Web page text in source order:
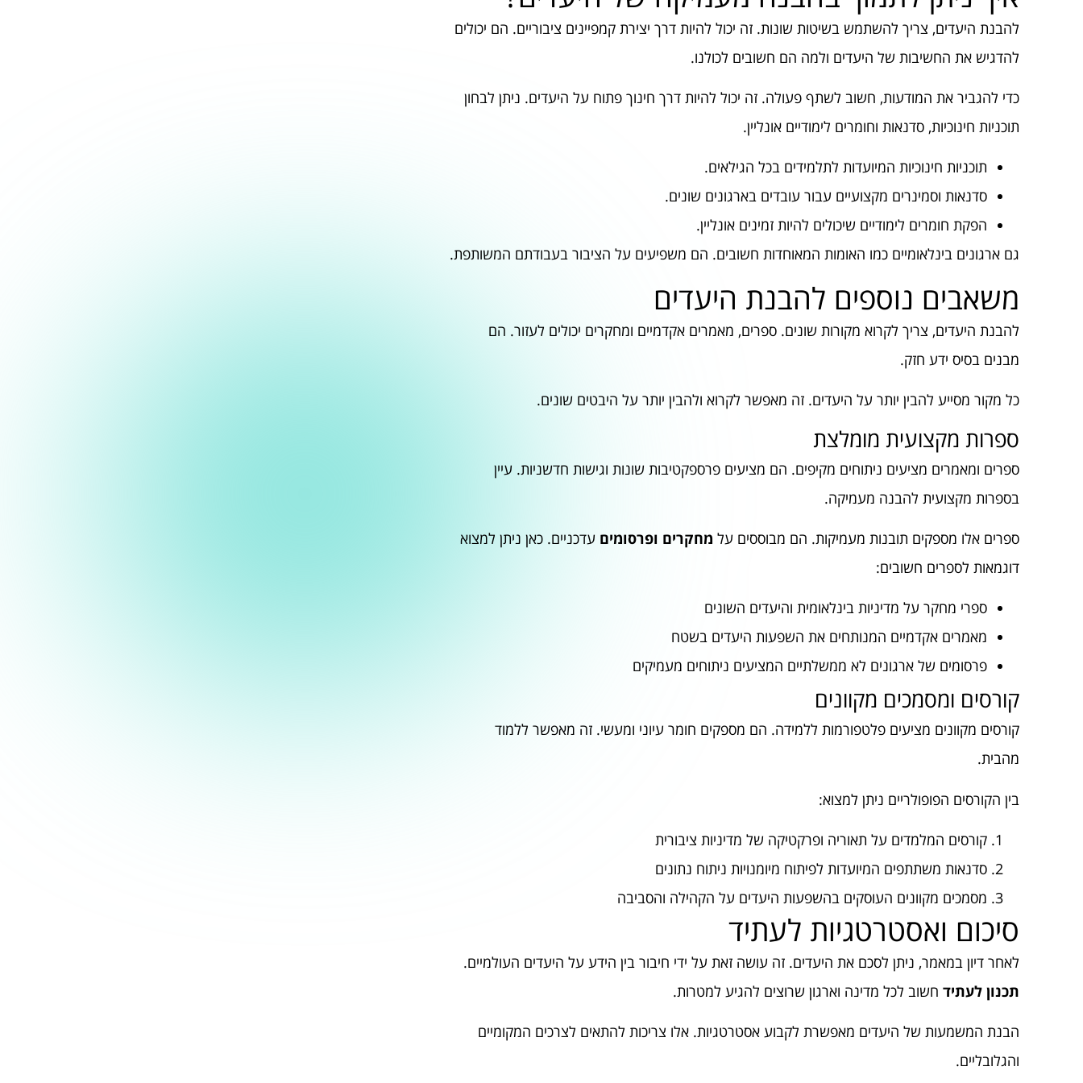
להבנת היעדים, צריך להשתמש בשיטות שונות. זה יכול להיות דרך יצירת קמפיינים ציבוריים. הם יכולים
להדגיש את החשיבות של היעדים ולמה הם חשובים לכולנו.
כדי להגביר את המודעות, חשוב לשתף פעולה. זה יכול להיות דרך חינוך פתוח על היעדים. ניתן לבחון
תוכניות חינוכיות, סדנאות וחומרים לימודיים אונליין.
תוכניות חינוכיות המיועדות לתלמידים בכל הגילאים.
סדנאות וסמינרים מקצועיים עבור עובדים בארגונים שונים.
הפקת חומרים לימודיים שיכולים להיות זמינים אונליין.
גם ארגונים בינלאומיים כמו האומות המאוחדות חשובים. הם משפיעים על הציבור בעבודתם המשותפת.
משאבים נוספים להבנת היעדים
להבנת היעדים, צריך לקרוא מקורות שונים. ספרים, מאמרים אקדמיים ומחקרים יכולים לעזור. הם
מבנים בסיס ידע חזק.
כל מקור מסייע להבין יותר על היעדים. זה מאפשר לקרוא ולהבין יותר על היבטים שונים.
ספרות מקצועית מומלצת
ספרים ומאמרים מציעים ניתוחים מקיפים. הם מציעים פרספקטיבות שונות וגישות חדשניות. עיין
בספרות מקצועית להבנה מעמיקה.
ספרים אלו מספקים תובנות מעמיקות. הם מבוססים על מחקרים ופרסומים עדכניים. כאן ניתן למצוא
דוגמאות לספרים חשובים:
ספרי מחקר על מדיניות בינלאומית והיעדים השונים
מאמרים אקדמיים המנותחים את השפעות היעדים בשטח
פרסומים של ארגונים לא ממשלתיים המציעים ניתוחים מעמיקים
קורסים ומסמכים מקוונים
קורסים מקוונים מציעים פלטפורמות ללמידה. הם מספקים חומר עיוני ומעשי. זה מאפשר ללמוד
מהבית.
בין הקורסים הפופולריים ניתן למצוא:
קורסים המלמדים על תאוריה ופרקטיקה של מדיניות ציבורית
סדנאות משתתפים המיועדות לפיתוח מיומנויות ניתוח נתונים
מסמכים מקוונים העוסקים בהשפעות היעדים על הקהילה והסביבה
סיכום ואסטרטגיות לעתיד
לאחר דיון במאמר, ניתן לסכם את היעדים. זה עושה זאת על ידי חיבור בין הידע על היעדים העולמיים.
תכנון לעתידחשוב לכל מדינה וארגון שרוצים להגיע למטרות.
הבנת המשמעות של היעדים מאפשרת לקבוע אסטרטגיות. אלו צריכות להתאים לצרכים המקומיים
והגלובליים.